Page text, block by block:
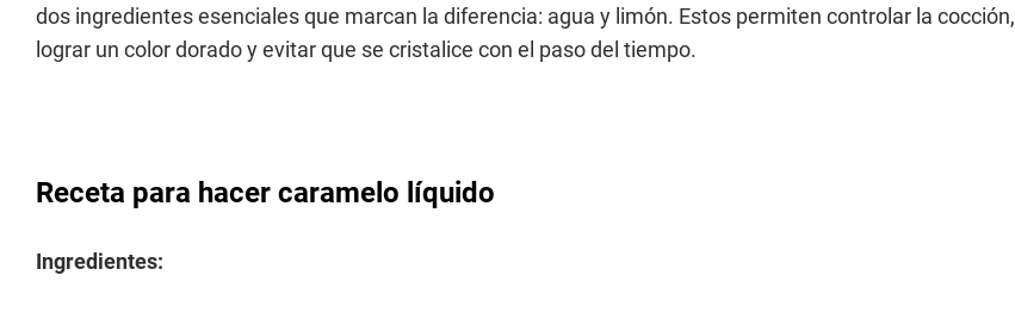
dos ingredientes esenciales que marcan la diferencia: agua y limón. Estos permiten controlar la cocción,
lograr un color dorado y evitar que se cristalice con el paso del tiempo.
Receta para hacer caramelo líquido
Ingredientes: